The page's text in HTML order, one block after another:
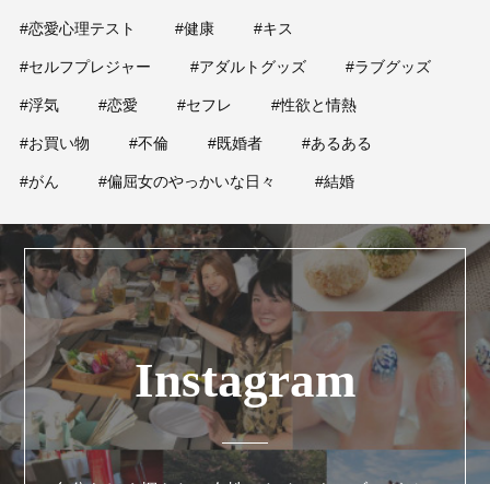
#恋愛心理テスト #健康 #キス
#セルフプレジャー #アダルトグッズ #ラブグッズ
#浮気 #恋愛 #セフレ #性欲と情熱
#お買い物 #不倫 #既婚者 #あるある
#がん #偏屈女のやっかいな日々 #結婚
Instagram